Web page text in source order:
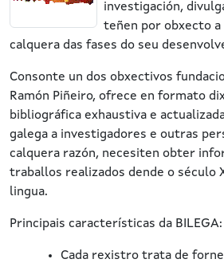
investigación,
teñen por obxecto a
calquera das fases do seu
Consonte un dos obxectivos
Ramón Piñeiro, ofrece en formato
bibliográfica exhaustiva e
galega a investigadores e outras
calquera razón, necesiten obter
traballos realizados dende o século
lingua.
Principais características da BILEGA:
Cada rexistro trata de